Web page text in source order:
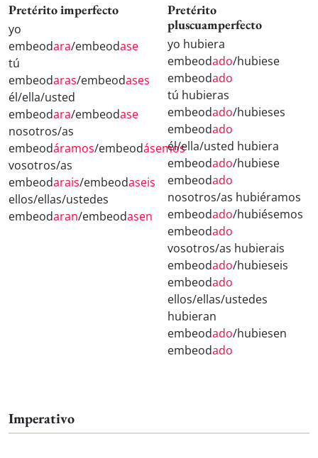
Pretérito imperfecto
yo
embeodara/embeodase
tú
embeodaras/embeodases
él/ella/usted
embeodara/embeodase
nosotros/as
embeodáramos/embeodásemos
vosotros/as
embeodarais/embeodaseis
ellos/ellas/ustedes
embeodaran/embeodasen
Pretérito
pluscuamperfecto
yo hubiera
embeodado/hubiese
embeodado
tú hubieras
embeodado/hubieses
embeodado
él/ella/usted hubiera
embeodado/hubiese
embeodado
nosotros/as hubiéramos
embeodado/hubiésemos
embeodado
vosotros/as hubierais
embeodado/hubieseis
embeodado
ellos/ellas/ustedes
hubieran
embeodado/hubiesen
embeodado
Imperativo